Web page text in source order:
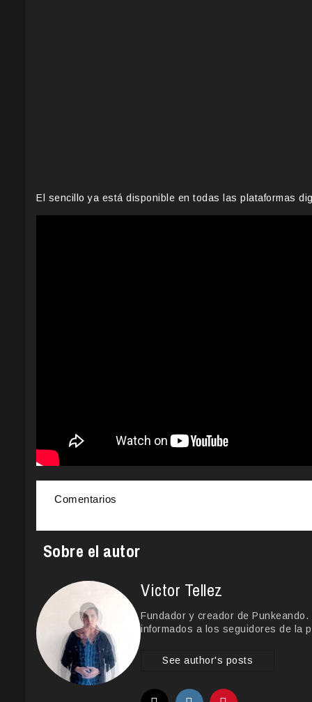
El sencillo ya está disponible en todas las plataformas
Comentarios
Sobre el autor
Victor Tellez
Fundador y creador de
informados a los seguidores de la
See author's posts